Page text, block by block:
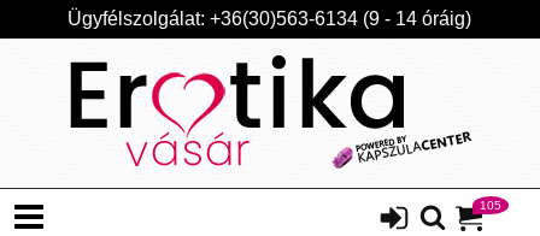
Ügyfélszolgálat: +36(30)563-6134 (9 - 14 óráig)
105